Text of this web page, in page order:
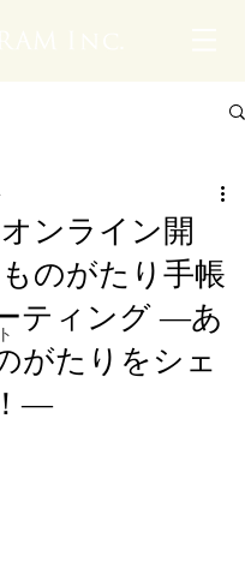
ンライン開
のがたり手帳
ティング ―あ
がたりをシェ
―